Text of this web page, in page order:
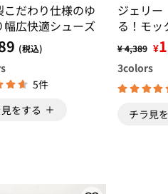
こだわり仕様のゆ
幅広快適シューズ
(税込)
5件
をする
ジェリ
る！モッ
¥ 4,389 ¥
3colors
チラ見